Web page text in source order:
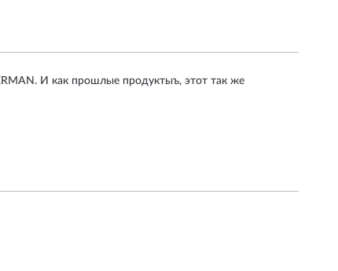
И как прошлые продуктыъ, этот так же